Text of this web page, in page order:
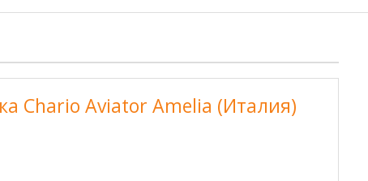
Chario Aviator Amelia (Италия)